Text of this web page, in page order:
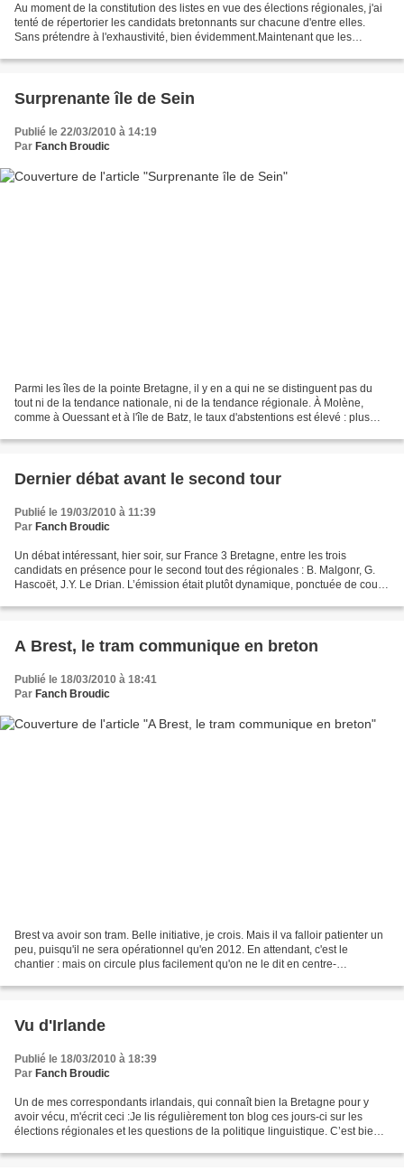
Au moment de la constitution des listes en vue des élections régionales, j'ai
tenté de répertorier les candidats bretonnants sur chacune d'entre elles.
Sans prétendre à l'exhaustivité, bien évidemment.Maintenant que les
Surprenante île de Sein
Publié le 22/03/2010 à 14:19
Par Fanch Broudic
Parmi les îles de la pointe Bretagne, il y en a qui ne se distinguent pas du
tout ni de la tendance nationale, ni de la tendance régionale. À Molène,
comme à Ouessant et à l'île de Batz, le taux d'abstentions est élevé : plus
Dernier débat avant le second tour
Publié le 19/03/2010 à 11:39
Par Fanch Broudic
Un débat intéressant, hier soir, sur France 3 Bretagne, entre les trois
candidats en présence pour le second tout des régionales : B. Malgonr, G.
Hascoët, J.Y. Le Drian. L’émission était plutôt dynamique, ponctuée de courts
A Brest, le tram communique en breton
Publié le 18/03/2010 à 18:41
Par Fanch Broudic
Brest va avoir son tram. Belle initiative, je crois. Mais il va falloir patienter un
peu, puisqu'il ne sera opérationnel qu'en 2012. En attendant, c'est le
chantier : mais on circule plus facilement qu'on ne le dit en centre-
Vu d'Irlande
Publié le 18/03/2010 à 18:39
Par Fanch Broudic
Un de mes correspondants irlandais, qui connaît bien la Bretagne pour y
avoir vécu, m'écrit ceci :Je lis régulièrement ton blog ces jours-ci sur les
élections régionales et les questions de la politique linguistique. C’est bien